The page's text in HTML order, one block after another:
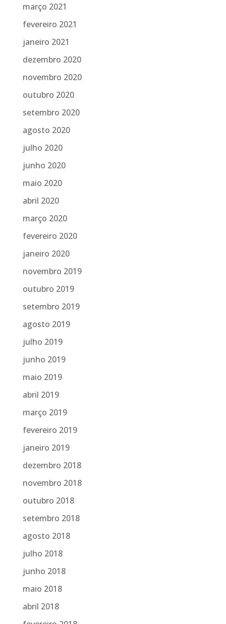
março 2021
fevereiro 2021
janeiro 2021
dezembro 2020
novembro 2020
outubro 2020
setembro 2020
agosto 2020
julho 2020
junho 2020
maio 2020
abril 2020
março 2020
fevereiro 2020
janeiro 2020
novembro 2019
outubro 2019
setembro 2019
agosto 2019
julho 2019
junho 2019
maio 2019
abril 2019
março 2019
fevereiro 2019
janeiro 2019
dezembro 2018
novembro 2018
outubro 2018
setembro 2018
agosto 2018
julho 2018
junho 2018
maio 2018
abril 2018